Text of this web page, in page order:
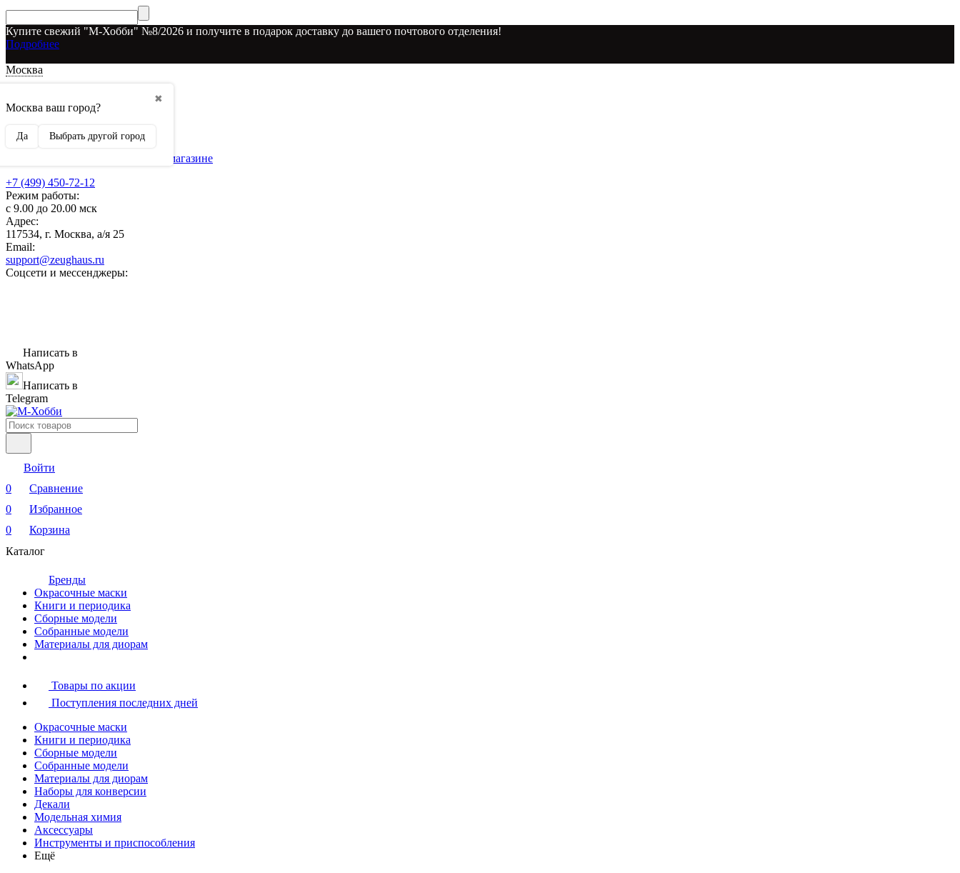
Купите свежий "М-Хобби" №8/2026 и получите в подарок доставку до вашего почтового отделения!
Подробнее
Москва
✖
Москва ваш город?
Да Выбрать другой город
О наших скидках
Рекламодателям
Бренды, представленные в магазине
+7 (499) 450-72-12
Режим работы:
с 9.00 до 20.00 мск
Адрес:
117534, г. Москва, а/я 25
Email:
support@zeughaus.ru
Соцсети и мессенджеры:
Написать в
WhatsApp
Написать в
Telegram
Войти
0
Сравнение
0
Избранное
0
Корзина
Каталог
Бренды
Окрасочные маски
Книги и периодика
Сборные модели
Собранные модели
Материалы для диорам
Товары по акции
Поступления последних дней
Окрасочные маски
Книги и периодика
Сборные модели
Собранные модели
Материалы для диорам
Наборы для конверсии
Декали
Модельная химия
Аксессуары
Инструменты и приспособления
Ещё